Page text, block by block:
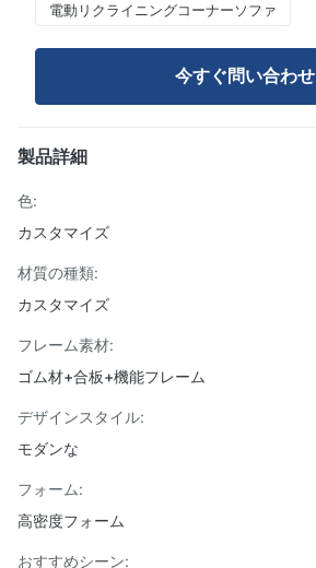
電動リクライニングコーナーソファ
今すぐ問い合わせ
製品詳細
色:
カスタマイズ
材質の種類:
カスタマイズ
フレーム素材:
ゴム材+合板+機能フレーム
デザインスタイル:
モダンな
フォーム:
高密度フォーム
おすすめシーン: